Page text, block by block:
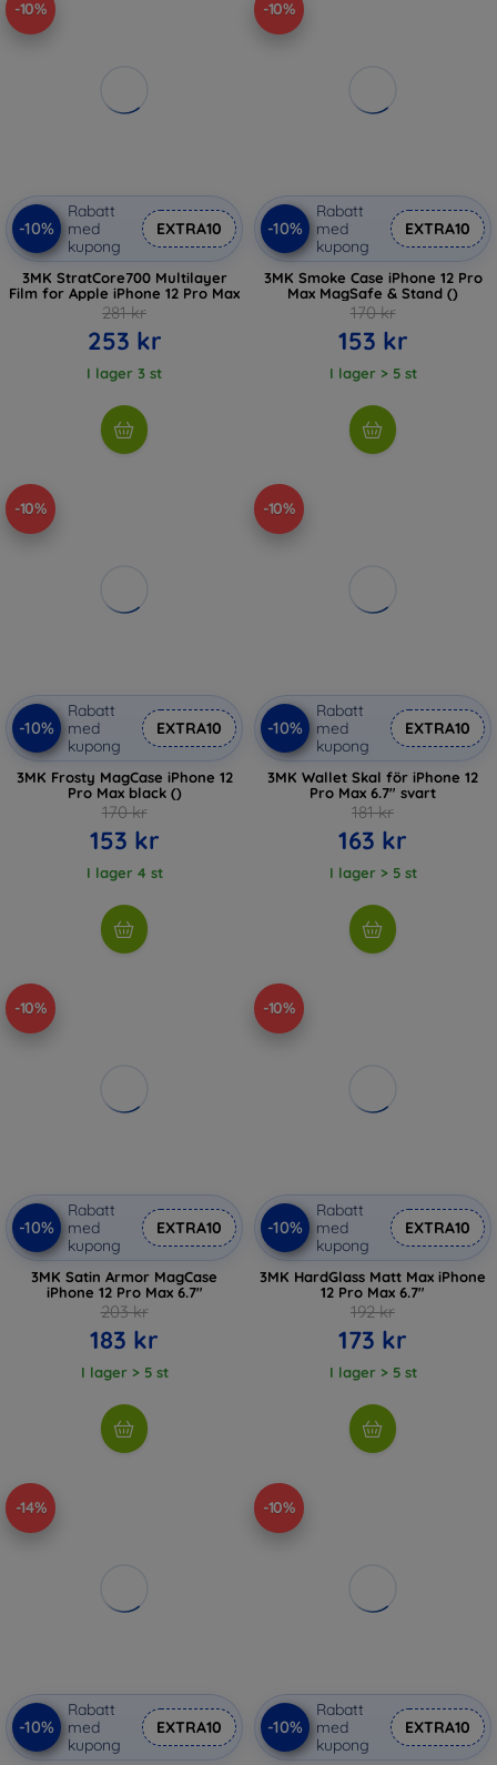
-10%
-10%
Rabatt
med
kupong
EXTRA10
3MK StratCore700 Multilayer
Film for Apple iPhone 12 Pro Max
281 kr
253 kr
I lager 3 st
-10%
-10%
Rabatt
med
kupong
EXTRA10
3MK Smoke Case iPhone 12 Pro
Max MagSafe & Stand ()
170 kr
153 kr
I lager > 5 st
-10%
-10%
Rabatt
med
kupong
EXTRA10
3MK Frosty MagCase iPhone 12
Pro Max black ()
170 kr
153 kr
I lager 4 st
-10%
-10%
Rabatt
med
kupong
EXTRA10
3MK Wallet Skal för iPhone 12
Pro Max 6.7" svart
181 kr
163 kr
I lager > 5 st
-10%
-10%
Rabatt
med
kupong
EXTRA10
3MK Satin Armor MagCase
iPhone 12 Pro Max 6.7"
203 kr
183 kr
I lager > 5 st
-10%
-10%
Rabatt
med
kupong
EXTRA10
3MK HardGlass Matt Max iPhone
12 Pro Max 6.7"
192 kr
173 kr
I lager > 5 st
-14%
-10%
Rabatt
med
kupong
EXTRA10
-10%
-10%
Rabatt
med
kupong
EXTRA10